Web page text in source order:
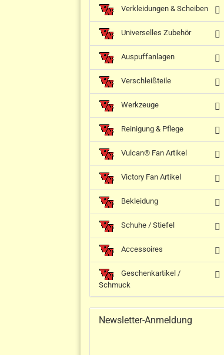
Verkleidungen & Scheiben
Universelles Zubehör
Auspuffanlagen
Verschleißteile
Werkzeuge
Reinigung & Pflege
Vulcan® Fan Artikel
Victory Fan Artikel
Bekleidung
Schuhe / Stiefel
Accessoires
Geschenkartikel /
Schmuck
Newsletter-Anmeldung